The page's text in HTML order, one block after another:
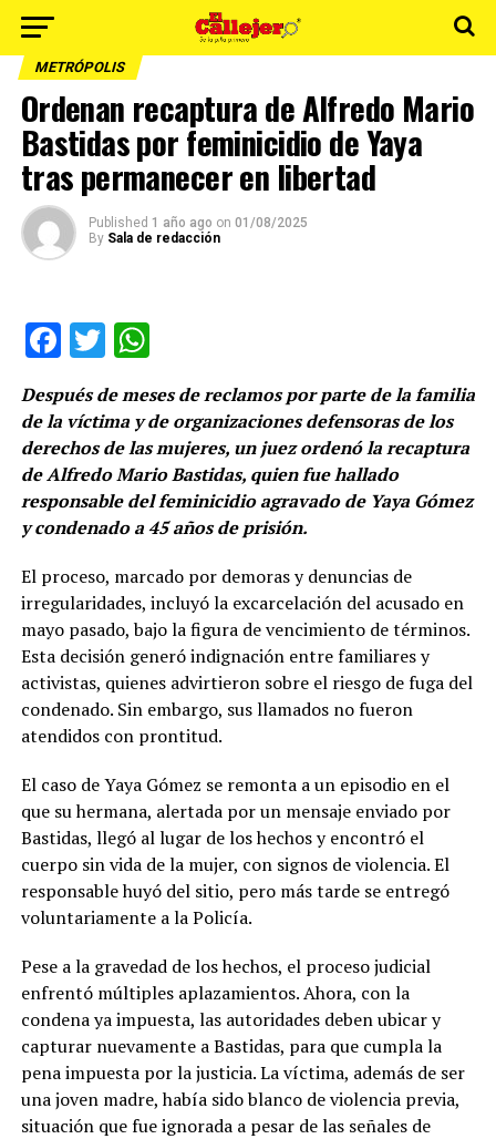
METRÓPOLIS
Ordenan recaptura de Alfredo Mario
Bastidas por feminicidio de Yaya
tras permanecer en libertad
Published 1 año ago on 01/08/2025
By Sala de redacción
Facebook
TwitterWhatsApp
Después de meses de reclamos por parte de la familia
de la víctima y de organizaciones defensoras de los
derechos de las mujeres, un juez ordenó la recaptura
de Alfredo Mario Bastidas, quien fue hallado
responsable del feminicidio agravado de Yaya Gómez
y condenado a 45 años de prisión.
El proceso, marcado por demoras y denuncias de
irregularidades, incluyó la excarcelación del acusado en
mayo pasado, bajo la figura de vencimiento de términos.
Esta decisión generó indignación entre familiares y
activistas, quienes advirtieron sobre el riesgo de fuga del
condenado. Sin embargo, sus llamados no fueron
atendidos con prontitud.
El caso de Yaya Gómez se remonta a un episodio en el
que su hermana, alertada por un mensaje enviado por
Bastidas, llegó al lugar de los hechos y encontró el
cuerpo sin vida de la mujer, con signos de violencia. El
responsable huyó del sitio, pero más tarde se entregó
voluntariamente a la Policía.
Pese a la gravedad de los hechos, el proceso judicial
enfrentó múltiples aplazamientos. Ahora, con la
condena ya impuesta, las autoridades deben ubicar y
capturar nuevamente a Bastidas, para que cumpla la
pena impuesta por la justicia. La víctima, además de ser
una joven madre, había sido blanco de violencia previa,
situación que fue ignorada a pesar de las señales de